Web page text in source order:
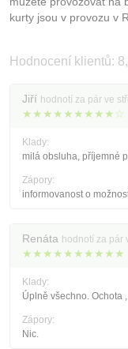
kurty jsou v provozu v
Hodnocení klientů:
Jiří hodnotí za pár ve
★★★★★★★★★☆
Klady:
milá obsluha, příjemné
Zápory:
informovanost o
Renáta hodnotí za pár
★★★★★★★★★★
Klady:
Úplně všechno. Ochota
Zápory:
Nic.